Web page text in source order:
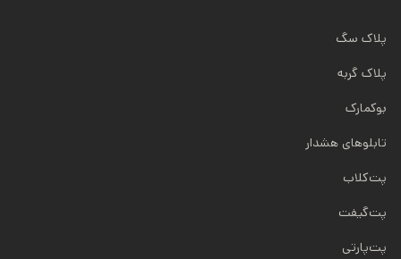
پلاک سگ
پلاک گربه
بوکمارک
تابلوهای هشدار
پت‌کلاب
پت‌گیفت
پت‌پارتی